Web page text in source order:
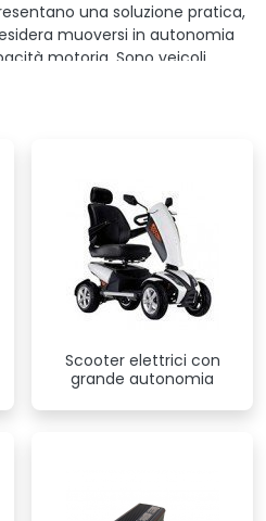
una soluzione pratica,
muoversi in autonomia
motoria. Sono veicoli
con disabilità o utenti
Scooter elettrici con
grande autonomia